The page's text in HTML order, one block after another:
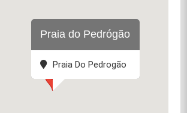
Praia do Pedrógão
Praia Do Pedrogão